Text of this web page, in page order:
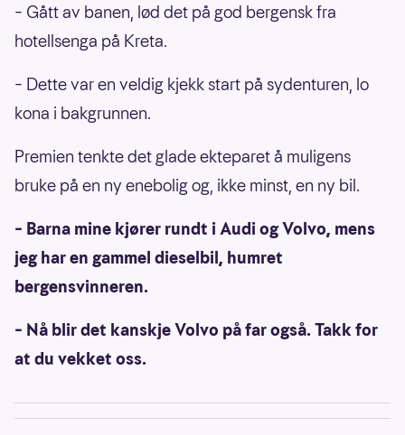
– Gått av banen, lød det på god bergensk fra
hotellsenga på Kreta.
– Dette var en veldig kjekk start på sydenturen, lo
kona i bakgrunnen.
Premien tenkte det glade ekteparet å muligens
bruke på en ny enebolig og, ikke minst, en ny bil.
– Barna mine kjører rundt i Audi og Volvo, mens
jeg har en gammel dieselbil, humret
bergensvinneren.
– Nå blir det kanskje Volvo på far også. Takk for
at du vekket oss.